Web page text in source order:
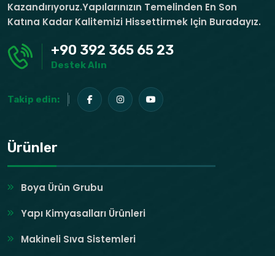
Kazandırıyoruz.Yapılarınızın Temelinden En Son
Katına Kadar Kalitemizi Hissettirmek Için Buradayız.
+90 392 365 65 23
Destek Alın
Takip edin:
Ürünler
Boya Ürün Grubu
Yapı Kimyasalları Ürünleri
Makineli Sıva Sistemleri